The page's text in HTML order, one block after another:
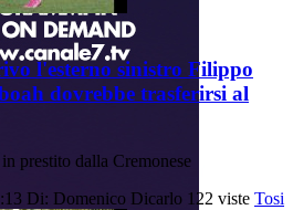
l'esterno sinistro Filippo
dovrebbe trasferirsi al
prestito dalla Cremonese
Di: Domenico Dicarlo 122 viste Tosi